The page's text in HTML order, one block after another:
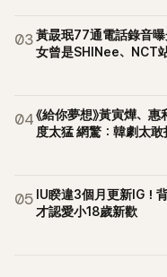
03黃晸珉77通電話錄音曝
女曾是SHINee、NCT
04《給你夢想》黃寅燁、
度太猛 網驚：韓劇太敢
05 IU睽違3個月更新IG！
才認愛小18歲新歡